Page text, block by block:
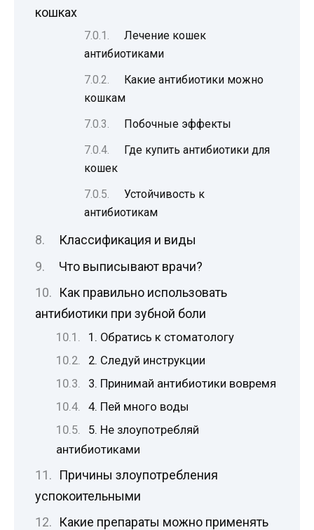
кошках
Лечение кошек
антибиотиками
Какие антибиотики можно
кошкам
Побочные эффекты
Где купить антибиотики для
кошек
Устойчивость к
антибиотикам
Классификация и виды
Что выписывают врачи?
Как правильно использовать
антибиотики при зубной боли
1. Обратись к стоматологу
2. Следуй инструкции
3. Принимай антибиотики вовремя
4. Пей много воды
5. Не злоупотребляй
антибиотиками
Причины злоупотребления
успокоительными
Какие препараты можно применять